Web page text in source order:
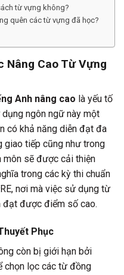
từ vựng không?
quên các từ vựng đã học?
Nâng Cao Từ Vựng
Anh nâng cao là yếu tố
ngôn ngữ này một
có khả năng diễn đạt đa
giao tiếp cũng như trong
môn sẽ được cải thiện
trong các kỳ thi chuẩn
nơi mà việc sử dụng từ
đạt được điểm số cao.
Phục
còn bị giới hạn bởi
chọn lọc các từ đồng